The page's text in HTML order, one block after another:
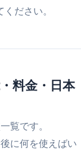
ださい。
料金・日本
覧です。
に何を使えばい